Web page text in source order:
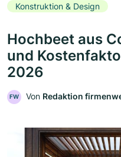
Konstruktion & Design
Hochbeet aus
und
2026
FW Von Redaktion